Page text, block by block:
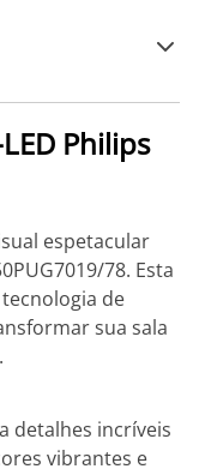
Philips
espetacular
78. Esta
de
sua sala
detalhes incríveis
vibrantes e